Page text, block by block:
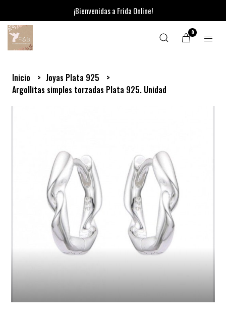
¡Bienvenidas a Frida Online!
0
Inicio
Joyas Plata 925
Argollitas simples torzadas Plata 925. Unidad